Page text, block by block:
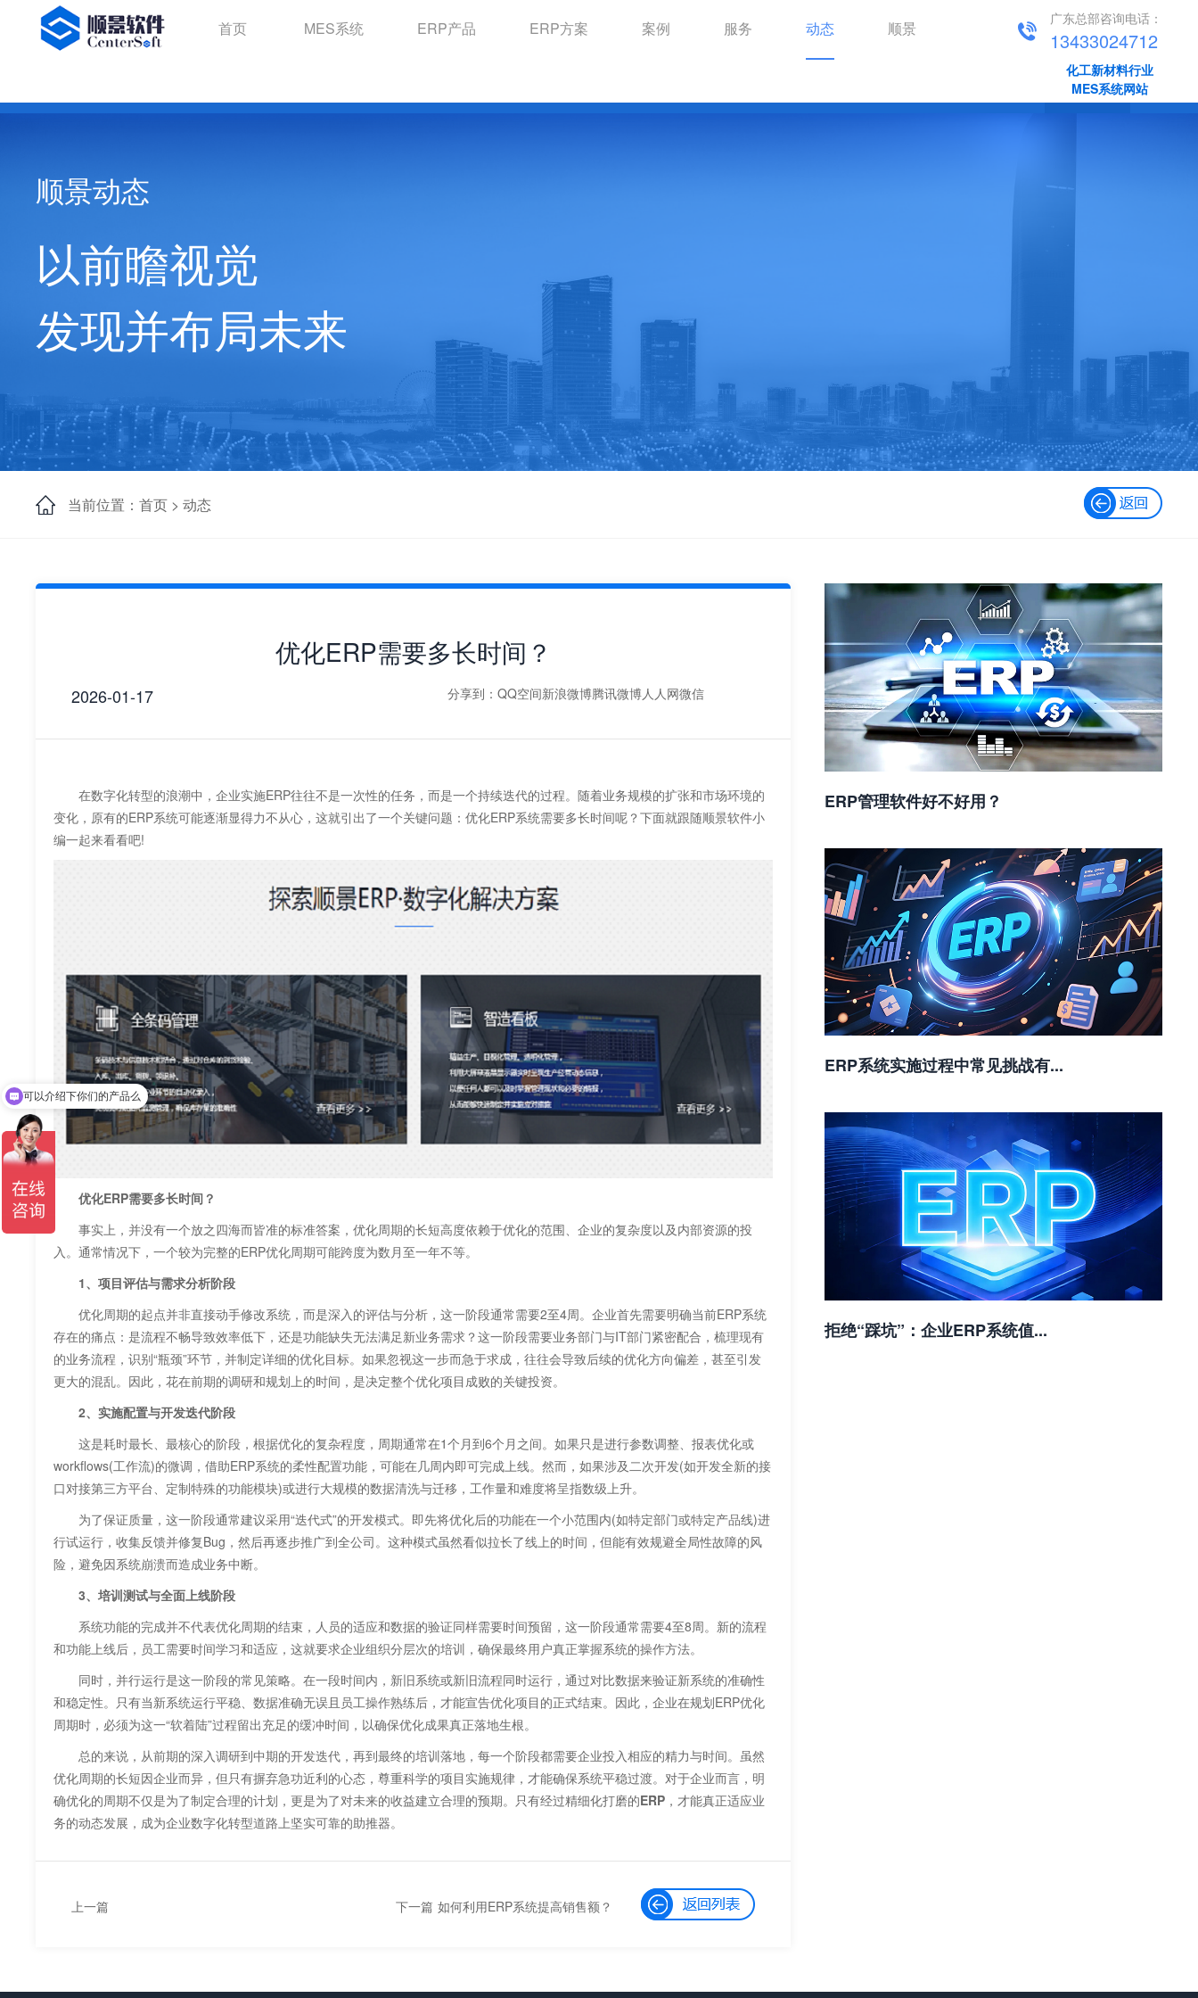
首页 MES系统 ERP产品 ERP方案 案例 服务 动态 顺景 广东总部咨询电话：
13433024712
化工新材料行业
MES系统网站
新闻资讯 顺景动态
顺景动态
以前瞻视觉
发现并布局未来
当前位置：首页 > 动态
优化ERP需要多长时间？
2026-01-17 分享到： QQ空间新浪微博腾讯微博人人网微信
在数字化转型的浪潮中，企业实施ERP往往不是一次性的任务，而是一个持续迭代的过程。随着业务规模的扩张和市场环境的
变化，原有的ERP系统可能逐渐显得力不从心，这就引出了一个关键问题：优化ERP系统需要多长时间呢？下面就跟随顺景软件小
编一起来看看吧!
优化ERP需要多长时间？
事实上，并没有一个放之四海而皆准的标准答案，优化周期的长短高度依赖于优化的范围、企业的复杂度以及内部资源的投
入。通常情况下，一个较为完整的ERP优化周期可能跨度为数月至一年不等。
1、项目评估与需求分析阶段
优化周期的起点并非直接动手修改系统，而是深入的评估与分析，这一阶段通常需要2至4周。企业首先需要明确当前ERP系统
存在的痛点：是流程不畅导致效率低下，还是功能缺失无法满足新业务需求？这一阶段需要业务部门与IT部门紧密配合，梳理现有
的业务流程，识别“瓶颈”环节，并制定详细的优化目标。如果忽视这一步而急于求成，往往会导致后续的优化方向偏差，甚至引发
更大的混乱。因此，花在前期的调研和规划上的时间，是决定整个优化项目成败的关键投资。
2、实施配置与开发迭代阶段
这是耗时最长、最核心的阶段，根据优化的复杂程度，周期通常在1个月到6个月之间。如果只是进行参数调整、报表优化或
workflows(工作流)的微调，借助ERP系统的柔性配置功能，可能在几周内即可完成上线。然而，如果涉及二次开发(如开发全新的接
口对接第三方平台、定制特殊的功能模块)或进行大规模的数据清洗与迁移，工作量和难度将呈指数级上升。
为了保证质量，这一阶段通常建议采用“迭代式”的开发模式。即先将优化后的功能在一个小范围内(如特定部门或特定产品线)进
行试运行，收集反馈并修复Bug，然后再逐步推广到全公司。这种模式虽然看似拉长了线上的时间，但能有效规避全局性故障的风
险，避免因系统崩溃而造成业务中断。
3、培训测试与全面上线阶段
系统功能的完成并不代表优化周期的结束，人员的适应和数据的验证同样需要时间预留，这一阶段通常需要4至8周。新的流程
和功能上线后，员工需要时间学习和适应，这就要求企业组织分层次的培训，确保最终用户真正掌握系统的操作方法。
同时，并行运行是这一阶段的常见策略。在一段时间内，新旧系统或新旧流程同时运行，通过对比数据来验证新系统的准确性
和稳定性。只有当新系统运行平稳、数据准确无误且员工操作熟练后，才能宣告优化项目的正式结束。因此，企业在规划ERP优化
周期时，必须为这一“软着陆”过程留出充足的缓冲时间，以确保优化成果真正落地生根。
总的来说，从前期的深入调研到中期的开发迭代，再到最终的培训落地，每一个阶段都需要企业投入相应的精力与时间。虽然
优化周期的长短因企业而异，但只有摒弃急功近利的心态，尊重科学的项目实施规律，才能确保系统平稳过渡。对于企业而言，明
确优化的周期不仅是为了制定合理的计划，更是为了对未来的收益建立合理的预期。只有经过精细化打磨的ERP ，才能真正适应业
务的动态发展，成为企业数字化转型道路上坚实可靠的助推器。
上一篇
下一篇 如何利用ERP系统提高销售额？
ERP管理软件好不好用？
ERP系统实施过程中常见挑战有...
拒绝“踩坑”：企业ERP系统值...
可以介绍下你们的产品么
你们是怎么收费的呢